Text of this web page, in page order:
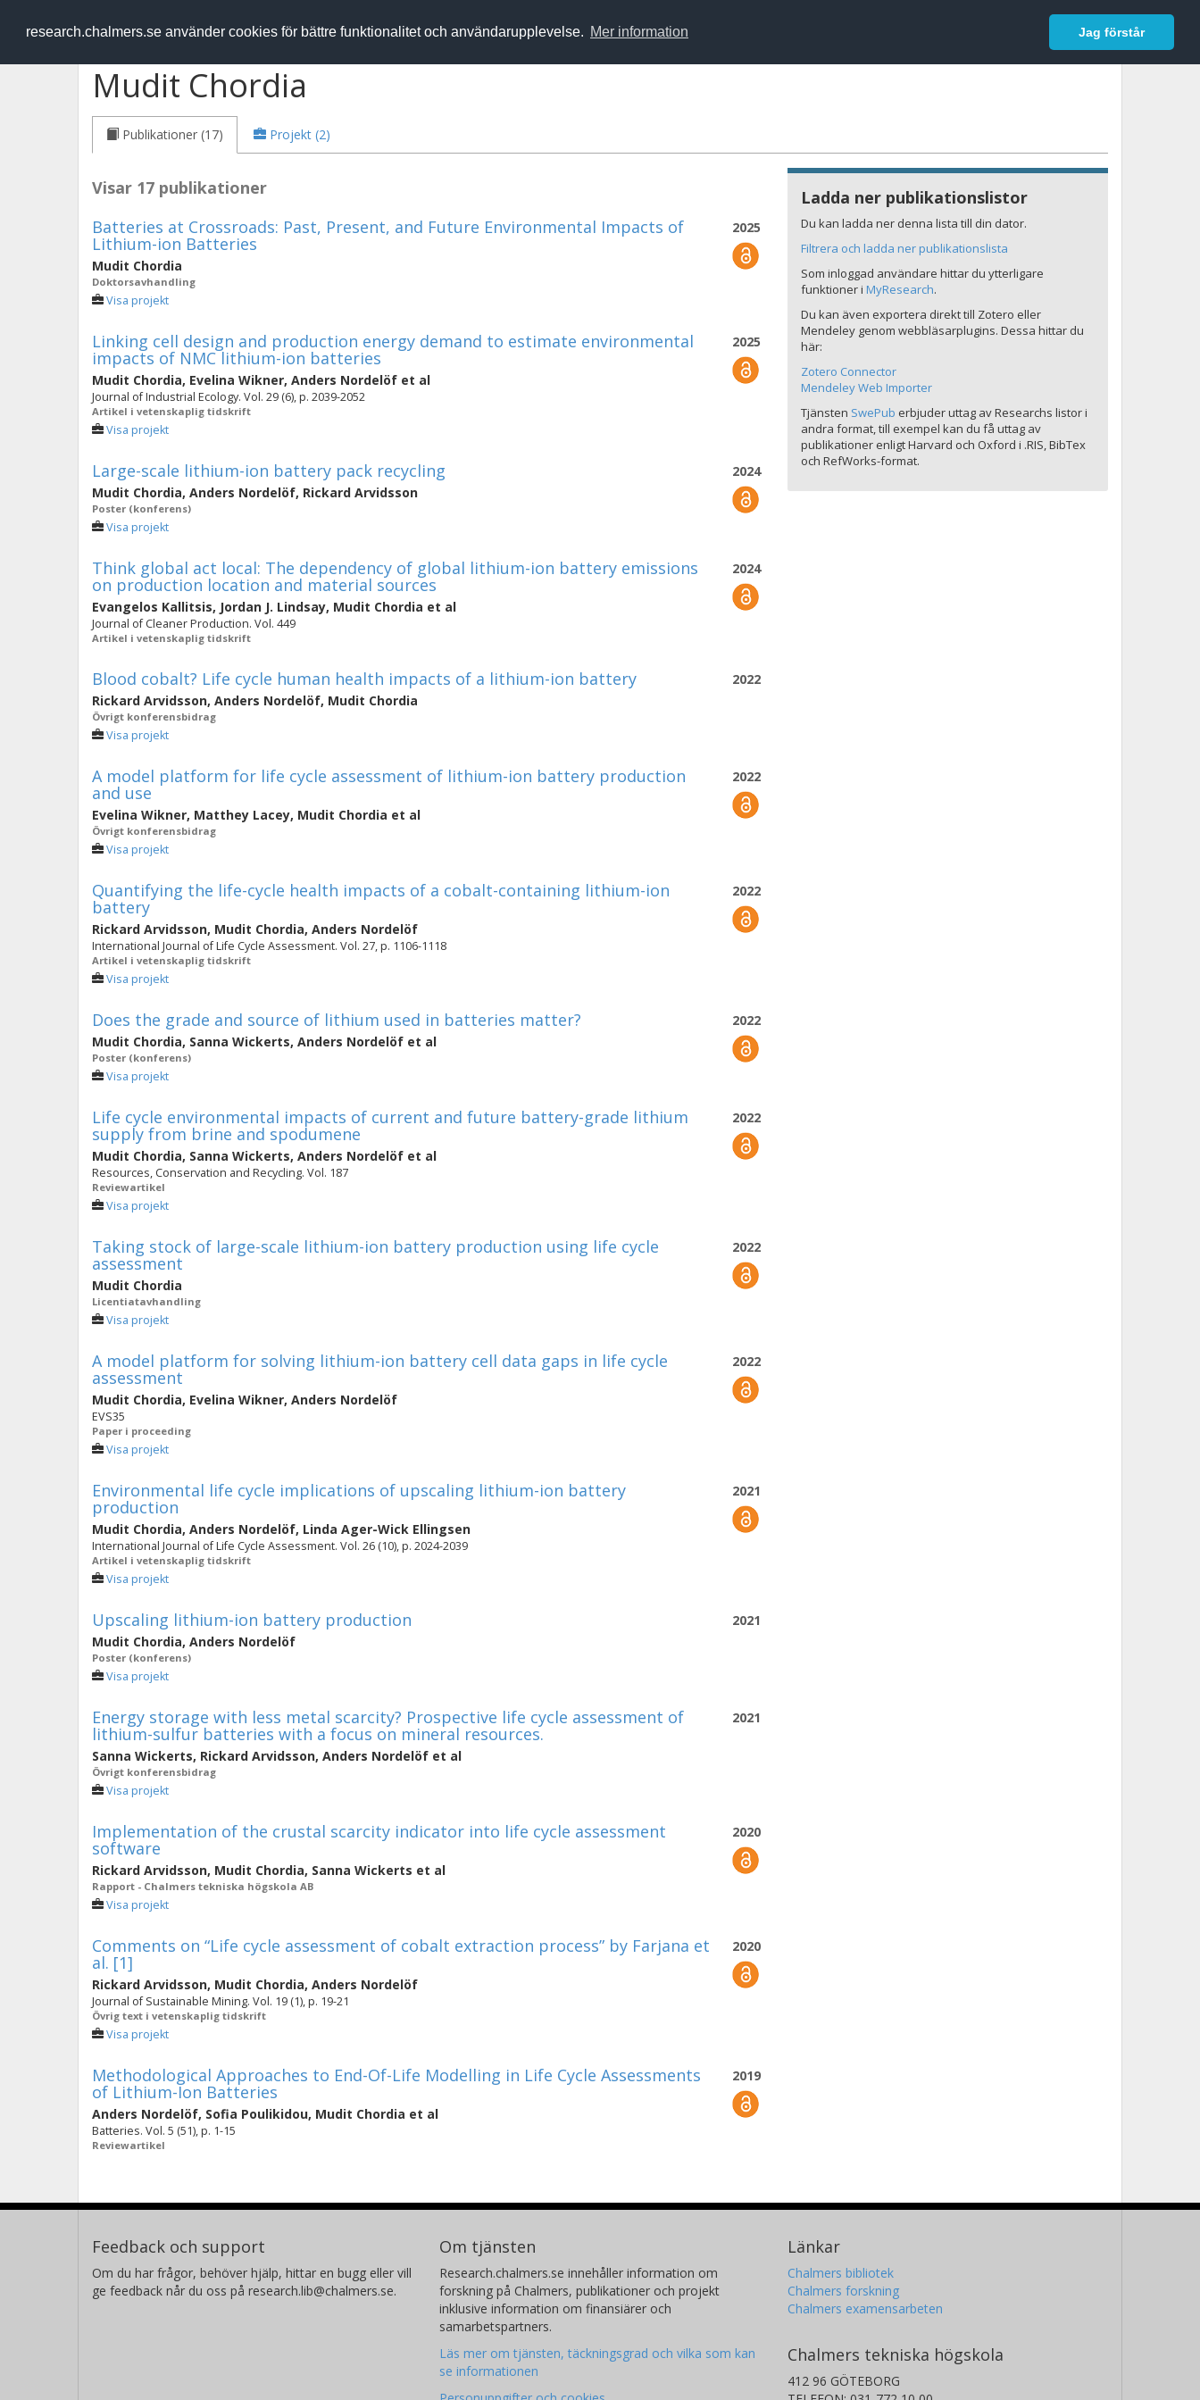
research.chalmers.se använder cookies för bättre funktionalitet och användarupplevelse. Mer information Jag förstår
RESEARCH.chalmers.se Logga in
Mudit Chordia
Publikationer (17) Projekt (2)
Visar 17 publikationer
2025
Batteries at Crossroads: Past, Present, and Future Environmental Impacts of
Lithium-ion Batteries
Mudit Chordia
Doktorsavhandling
Visa projekt
2025
Linking cell design and production energy demand to estimate environmental
impacts of NMC lithium-ion batteries
Mudit Chordia, Evelina Wikner, Anders Nordelöf et al
Journal of Industrial Ecology. Vol. 29 (6), p. 2039-2052
Artikel i vetenskaplig tidskrift
Visa projekt
2024
Large-scale lithium-ion battery pack recycling
Mudit Chordia, Anders Nordelöf, Rickard Arvidsson
Poster (konferens)
Visa projekt
2024
Think global act local: The dependency of global lithium-ion battery emissions
on production location and material sources
Evangelos Kallitsis, Jordan J. Lindsay, Mudit Chordia et al
Journal of Cleaner Production. Vol. 449
Artikel i vetenskaplig tidskrift
2022
Blood cobalt? Life cycle human health impacts of a lithium-ion battery
Rickard Arvidsson, Anders Nordelöf, Mudit Chordia
Övrigt konferensbidrag
Visa projekt
2022
A model platform for life cycle assessment of lithium-ion battery production
and use
Evelina Wikner, Matthey Lacey, Mudit Chordia et al
Övrigt konferensbidrag
Visa projekt
2022
Quantifying the life-cycle health impacts of a cobalt-containing lithium-ion
battery
Rickard Arvidsson, Mudit Chordia, Anders Nordelöf
International Journal of Life Cycle Assessment. Vol. 27, p. 1106-1118
Artikel i vetenskaplig tidskrift
Visa projekt
2022
Does the grade and source of lithium used in batteries matter?
Mudit Chordia, Sanna Wickerts, Anders Nordelöf et al
Poster (konferens)
Visa projekt
2022
Life cycle environmental impacts of current and future battery-grade lithium
supply from brine and spodumene
Mudit Chordia, Sanna Wickerts, Anders Nordelöf et al
Resources, Conservation and Recycling. Vol. 187
Reviewartikel
Visa projekt
2022
Taking stock of large-scale lithium-ion battery production using life cycle
assessment
Mudit Chordia
Licentiatavhandling
Visa projekt
2022
A model platform for solving lithium-ion battery cell data gaps in life cycle
assessment
Mudit Chordia, Evelina Wikner, Anders Nordelöf
EVS35
Paper i proceeding
Visa projekt
2021
Environmental life cycle implications of upscaling lithium-ion battery
production
Mudit Chordia, Anders Nordelöf, Linda Ager-Wick Ellingsen
International Journal of Life Cycle Assessment. Vol. 26 (10), p. 2024-2039
Artikel i vetenskaplig tidskrift
Visa projekt
2021
Upscaling lithium-ion battery production
Mudit Chordia, Anders Nordelöf
Poster (konferens)
Visa projekt
2021
Energy storage with less metal scarcity? Prospective life cycle assessment of
lithium-sulfur batteries with a focus on mineral resources.
Sanna Wickerts, Rickard Arvidsson, Anders Nordelöf et al
Övrigt konferensbidrag
Visa projekt
2020
Implementation of the crustal scarcity indicator into life cycle assessment
software
Rickard Arvidsson, Mudit Chordia, Sanna Wickerts et al
Rapport - Chalmers tekniska högskola AB
Visa projekt
2020
Comments on “Life cycle assessment of cobalt extraction process” by Farjana et
al. [1]
Rickard Arvidsson, Mudit Chordia, Anders Nordelöf
Journal of Sustainable Mining. Vol. 19 (1), p. 19-21
Övrig text i vetenskaplig tidskrift
Visa projekt
2019
Methodological Approaches to End-Of-Life Modelling in Life Cycle Assessments
of Lithium-Ion Batteries
Anders Nordelöf, Sofia Poulikidou, Mudit Chordia et al
Batteries. Vol. 5 (51), p. 1-15
Reviewartikel
Ladda ner publikationslistor
Du kan ladda ner denna lista till din dator.
Filtrera och ladda ner publikationslista
Som inloggad användare hittar du ytterligare
funktioner i MyResearch.
Du kan även exportera direkt till Zotero eller
Mendeley genom webbläsarplugins. Dessa hittar du
här:
Zotero Connector
Mendeley Web Importer
Tjänsten SwePub erbjuder uttag av Researchs listor i
andra format, till exempel kan du få uttag av
publikationer enligt Harvard och Oxford i .RIS, BibTex
och RefWorks-format.
Feedback och support
Om du har frågor, behöver hjälp, hittar en bugg eller vill
ge feedback når du oss på research.lib@chalmers.se.
Om tjänsten
Research.chalmers.se innehåller information om
forskning på Chalmers, publikationer och projekt
inklusive information om finansiärer och
samarbetspartners.
Läs mer om tjänsten, täckningsgrad och vilka som kan
se informationen
Länkar
Chalmers bibliotek
Chalmers forskning
Chalmers examensarbeten
Chalmers tekniska högskola
412 96 GÖTEBORG